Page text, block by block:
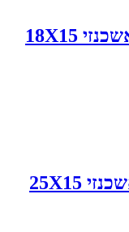
מעמד קריסטל לברכונים נוסח אשכנזי 18X15
קידוש לשבת מפרספקס נוסח אשכנזי 25X15